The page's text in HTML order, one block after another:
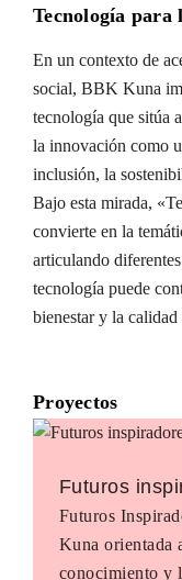
Tecnología para
En un contexto de
social, BBK Kuna
tecnología que sitúa
la innovación como
inclusión, la
Bajo esta mirada,
convierte en la
articulando
tecnología puede
bienestar y la calidad
Proyectos
Futuros
Futuros
Kuna orientada
conocimiento y